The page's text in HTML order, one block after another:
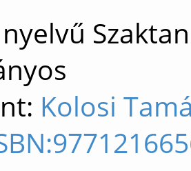
Kolosi